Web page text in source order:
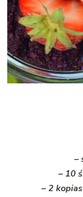
–
– 10
– 2